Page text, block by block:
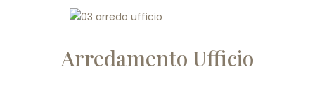
Arredamento Ufficio